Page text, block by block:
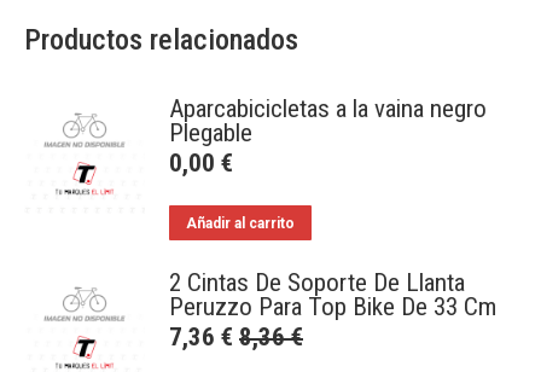
Productos relacionados
Aparcabicicletas a la vaina negro
Plegable
0,00 €
Añadir al carrito
2 Cintas De Soporte De Llanta
Peruzzo Para Top Bike De 33 Cm
7,36 € 8,36€